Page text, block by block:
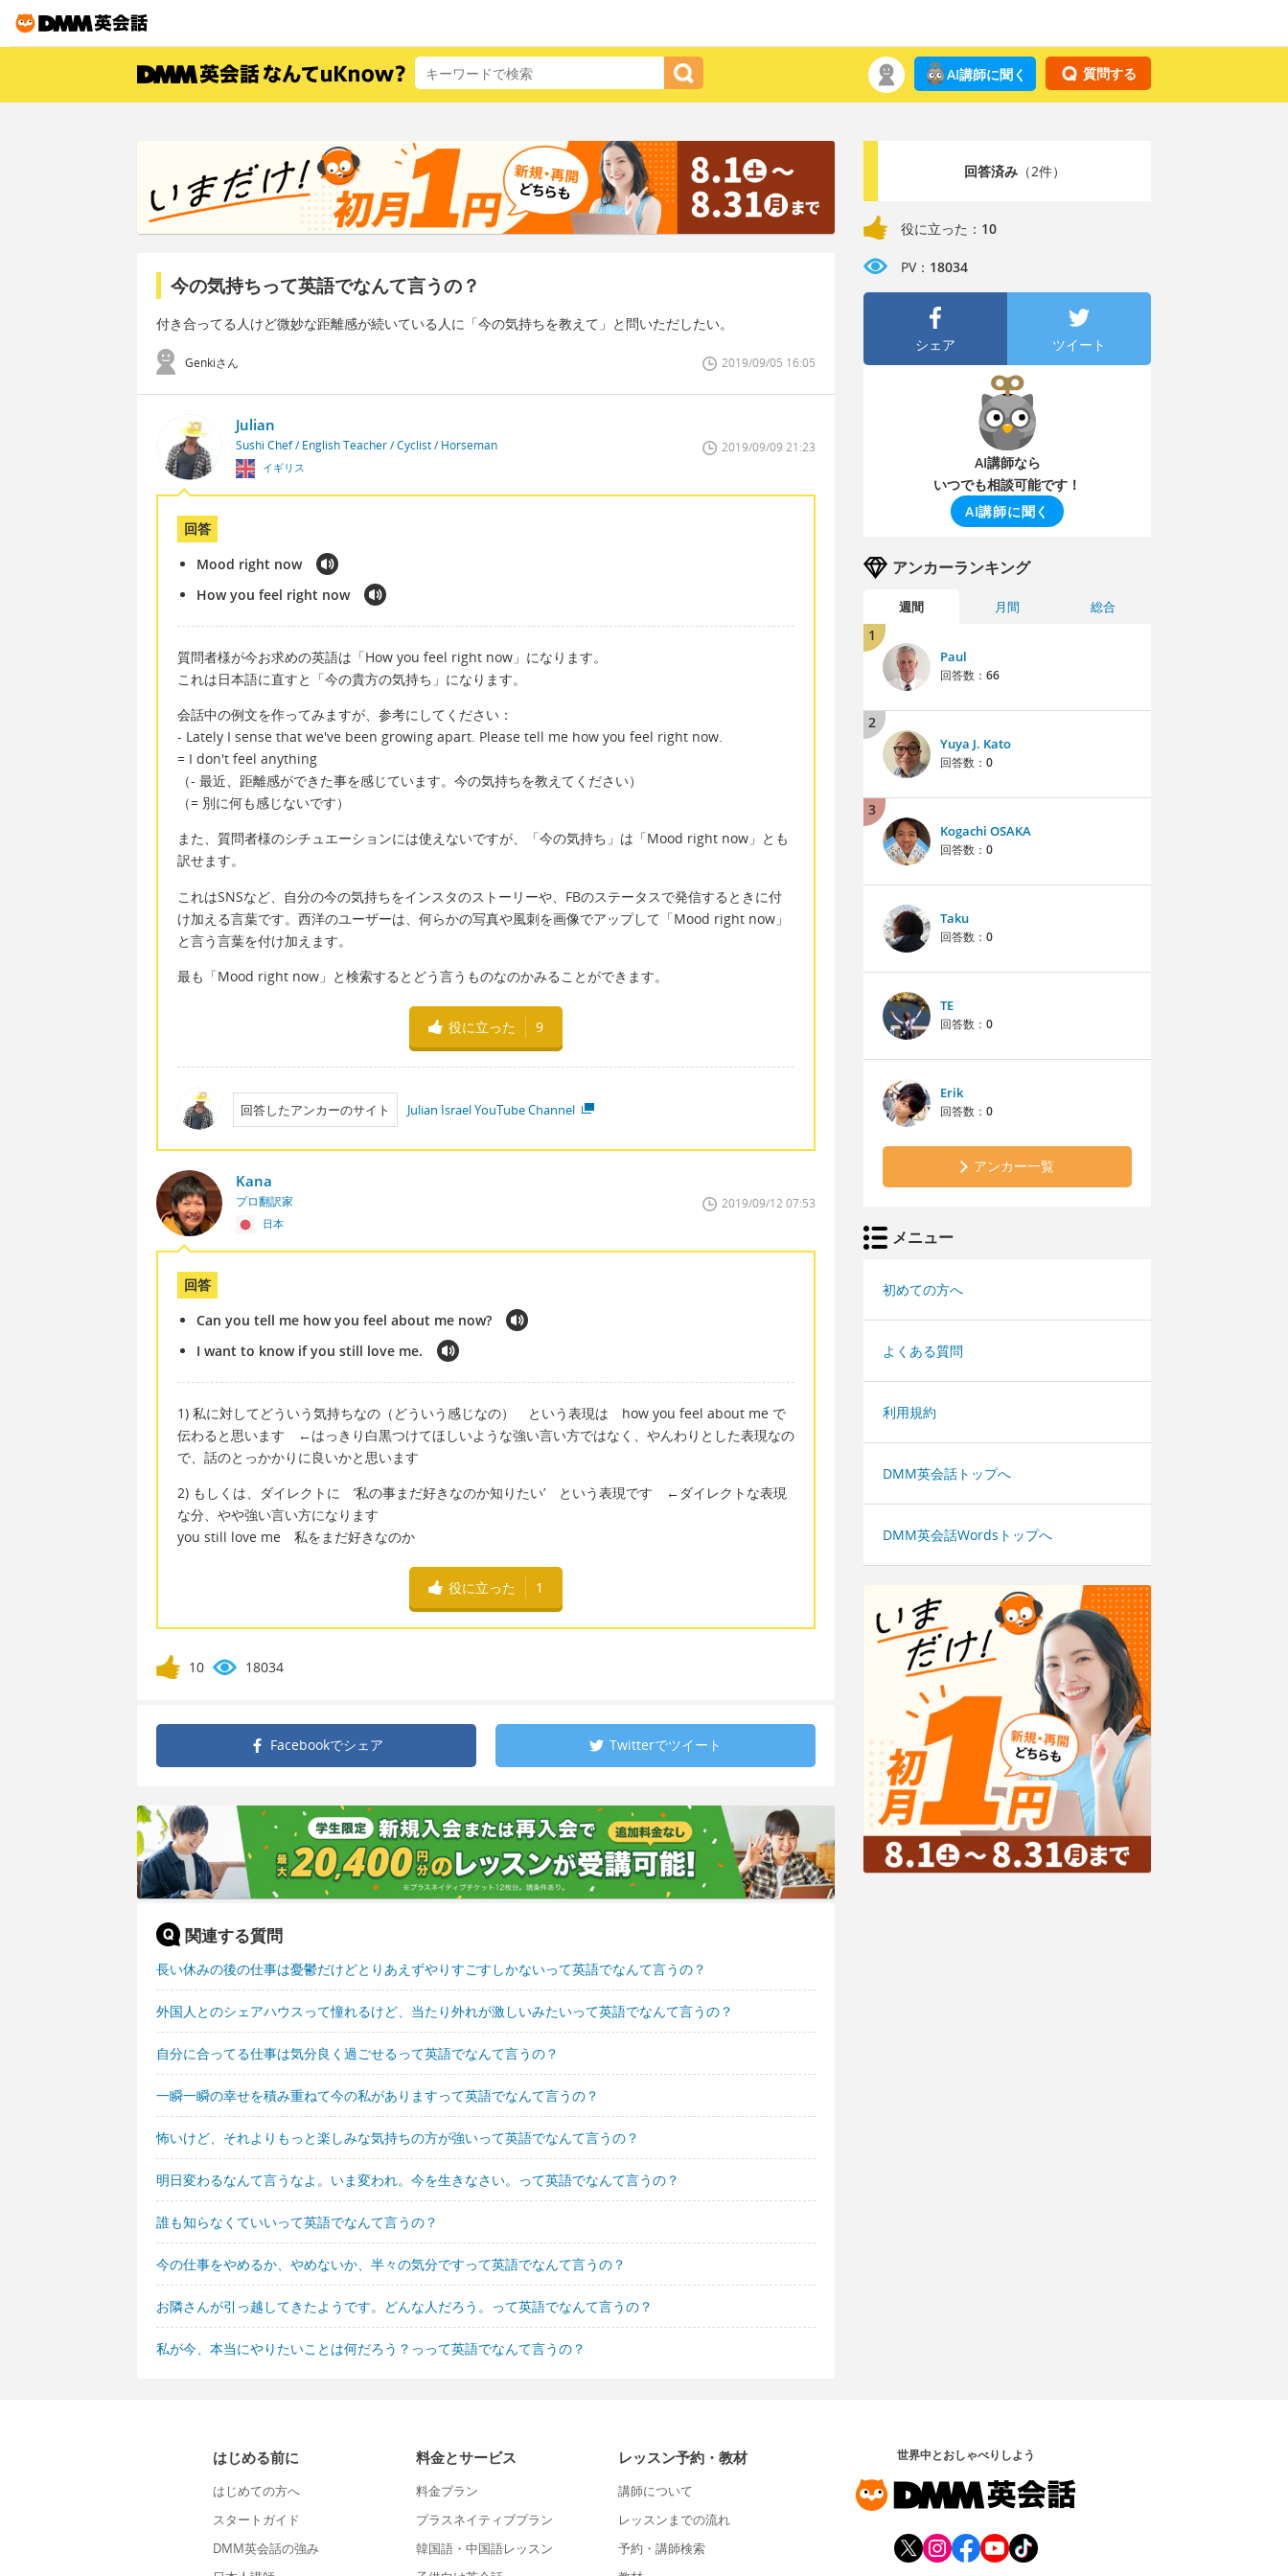
質問する
AI講師に聞く
今の気持ちって英語でなんて言うの？
付き合ってる人けど微妙な距離感が続いている人に「今の気持ちを教えて」と問いただしたい。
Genkiさん 2019/09/05 16:05
Julian
Sushi Chef / English Teacher / Cyclist / Horseman
イギリス
2019/09/09 21:23
回答
Mood right now
How you feel right now
質問者様が今お求めの英語は「How you feel right now」になります。
これは日本語に直すと「今の貴方の気持ち」になります。
会話中の例文を作ってみますが、参考にしてください：
- Lately I sense that we've been growing apart. Please tell me how you feel right now.
= I don't feel anything
（- 最近、距離感ができた事を感じています。今の気持ちを教えてください）
（= 別に何も感じないです）
また、質問者様のシチュエーションには使えないですが、「今の気持ち」は「Mood right now」とも
訳せます。
これはSNSなど、自分の今の気持ちをインスタのストーリーや、FBのステータスで発信するときに付
け加える言葉です。西洋のユーザーは、何らかの写真や風刺を画像でアップして「Mood right now」
と言う言葉を付け加えます。
最も「Mood right now」と検索するとどう言うものなのかみることができます。
役に立った 9
回答したアンカーのサイト Julian Israel YouTube Channel
Kana
プロ翻訳家
日本
2019/09/12 07:53
回答
Can you tell me how you feel about me now?
I want to know if you still love me.
1) 私に対してどういう気持ちなの（どういう感じなの） という表現は how you feel about me で
伝わると思います ←はっきり白黒つけてほしいような強い言い方ではなく、やんわりとした表現なの
で、話のとっかかりに良いかと思います
2) もしくは、ダイレクトに ’私の事まだ好きなのか知りたい’ という表現です ←ダイレクトな表現
な分、やや強い言い方になります
you still love me 私をまだ好きなのか
役に立った 1
10 18034
Facebookでシェア Twitterでツイート
関連する質問
長い休みの後の仕事は憂鬱だけどとりあえずやりすごすしかないって英語でなんて言うの？
外国人とのシェアハウスって憧れるけど、当たり外れが激しいみたいって英語でなんて言うの？
自分に合ってる仕事は気分良く過ごせるって英語でなんて言うの？
一瞬一瞬の幸せを積み重ねて今の私がありますって英語でなんて言うの？
怖いけど、それよりもっと楽しみな気持ちの方が強いって英語でなんて言うの？
明日変わるなんて言うなよ。いま変われ。今を生きなさい。って英語でなんて言うの？
誰も知らなくていいって英語でなんて言うの？
今の仕事をやめるか、やめないか、半々の気分ですって英語でなんて言うの？
お隣さんが引っ越してきたようです。どんな人だろう。って英語でなんて言うの？
私が今、本当にやりたいことは何だろう？っって英語でなんて言うの？
回答済み（2件）
役に立った： 10
PV： 18034
シェア ツイート
AI講師なら
いつでも相談可能です！
AI講師に聞く
アンカーランキング
週間 月間 総合
1
Paul
回答数： 66
2
Yuya J. Kato
回答数： 0
3
Kogachi OSAKA
回答数： 0
Taku
回答数： 0
TE
回答数： 0
Erik
回答数： 0
アンカー一覧
メニュー
初めての方へ
よくある質問
利用規約
DMM英会話トップへ
DMM英会話Wordsトップへ
はじめる前に
はじめての方へ
スタートガイド
DMM英会話の強み
料金とサービス
料金プラン
プラスネイティブプラン
韓国語・中国語レッスン
レッスン予約・教材
講師について
レッスンまでの流れ
予約・講師検索
世界中とおしゃべりしよう